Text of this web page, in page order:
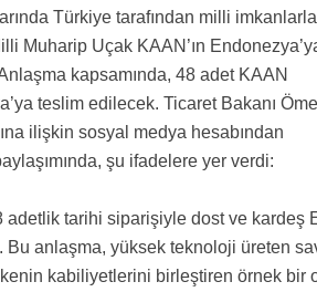
Türkiye tarafından milli imkanlarla
Muharip Uçak KAAN’ın
kapsamında, 48 adet KAAN
teslim edilecek. Ticaret Bakanı
ilişkin sosyal medya hesabından
şu ifadelere yer verdi:
adetlik tarihi siparişiyle dost ve kardeş
anlaşma, yüksek teknoloji üreten
kabiliyetlerini birleştiren örnek bir